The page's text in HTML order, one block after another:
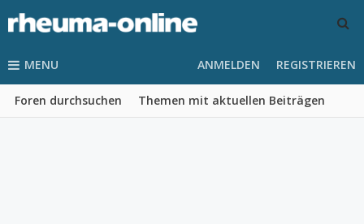
MENU
Foren durchsuchen Themen mit aktuellen Beiträgen
ANMELDEN REGISTRIEREN